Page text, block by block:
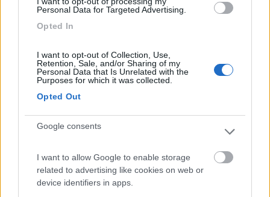
Personal Data for Targeted Advertising.
Opted In
I want to opt-out of Collection, Use,
Retention, Sale, and/or Sharing of my
Personal Data that Is Unrelated with the
Purposes for which it was collected.
Opted Out
Google consents
I want to allow Google to enable storage
related to advertising like cookies on web or
device identifiers in apps.
In risposta al messaggio diLaikonedel20/05/2024 11:58:27
feci la stessa domanda all'installatore ormai tanti anni fa, il quale mi
...
Grazie mille; gli attacchi interni superiori sono proprio come le
due placchette di sinistra che riporti in foto.
Invece sopra alla finestra, sulla parete esterna posteriore, e
quindi circa 50 cm sopra gli attacchi superiori del porta bici, ho
un gancio libero identico a quelli riportati nella tua immagine a
destra, che si vede cerchiato un blu nella mia foto.
Secondo voi è parte del portabici? C'era una asta che collegava
quel gancio al portabici?